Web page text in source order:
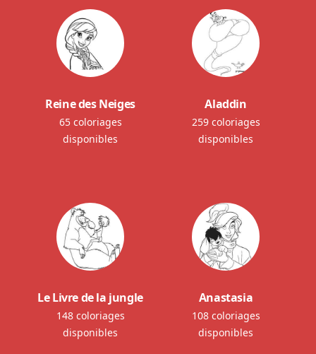
Reine des Neiges
65 coloriages
disponibles
Aladdin
259 coloriages
disponibles
Le Livre de la jungle
148 coloriages
disponibles
Anastasia
108 coloriages
disponibles